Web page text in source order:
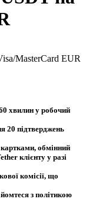
MasterCard EUR
хвилин у робочий
20 підтверджень
обмінний
клієнту у разі
комісії, що
з політикою